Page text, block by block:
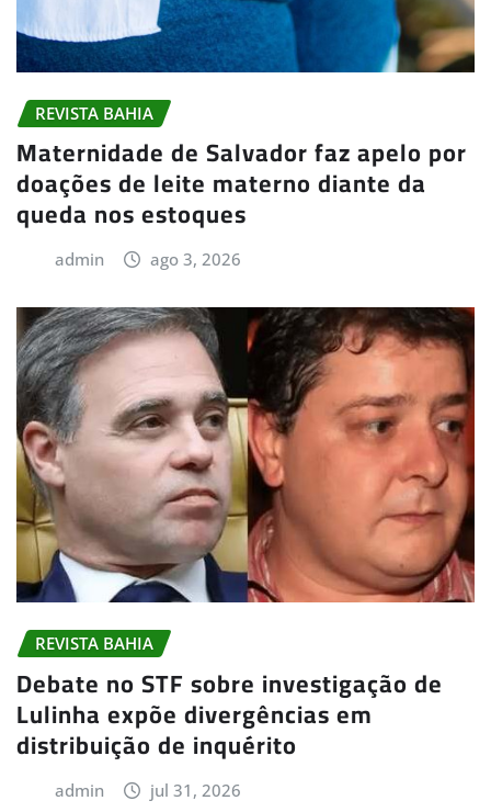
REVISTA BAHIA
Maternidade de Salvador faz apelo por
doações de leite materno diante da
queda nos estoques
admin ago 3, 2026
REVISTA BAHIA
Debate no STF sobre investigação de
Lulinha expõe divergências em
distribuição de inquérito
admin jul 31, 2026